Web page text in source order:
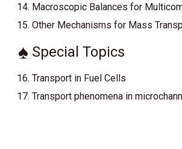
14. Macroscopic Balances for
15. Other Mechanisms for Mass
♠ Special Topics
16. Transport in Fuel Cells
17. Transport phenomena in